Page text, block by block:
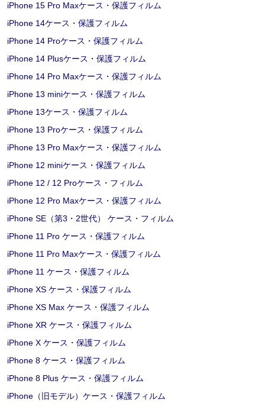
iPhone 15 Pro Maxケース・保護フィルム
iPhone 14ケース・保護フィルム
iPhone 14 Proケース・保護フィルム
iPhone 14 Plusケース・保護フィルム
iPhone 14 Pro Maxケース・保護フィルム
iPhone 13 miniケース・保護フィルム
iPhone 13ケース・保護フィルム
iPhone 13 Proケース・保護フィルム
iPhone 13 Pro Maxケース・保護フィルム
iPhone 12 miniケース・保護フィルム
iPhone 12 / 12 Proケース・フィルム
iPhone 12 Pro Maxケース・保護フィルム
iPhone SE（第3・2世代） ケース・フィルム
iPhone 11 Pro ケース・保護フィルム
iPhone 11 Pro Maxケース・保護フィルム
iPhone 11 ケース・保護フィルム
iPhone XS ケース・保護フィルム
iPhone XS Max ケース・保護フィルム
iPhone XR ケース・保護フィルム
iPhone X ケース・保護フィルム
iPhone 8 ケース・保護フィルム
iPhone 8 Plus ケース・保護フィルム
iPhone（旧モデル）ケース・保護フィルム